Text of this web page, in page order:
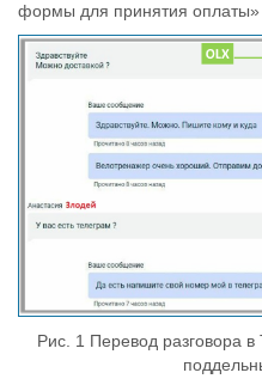
формы для принятия оплаты»
Рис. 1 Перевод разговора